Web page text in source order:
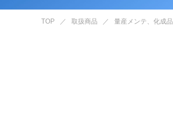
TOP ／ 取扱商品 ／ 量産メンテ、化成品